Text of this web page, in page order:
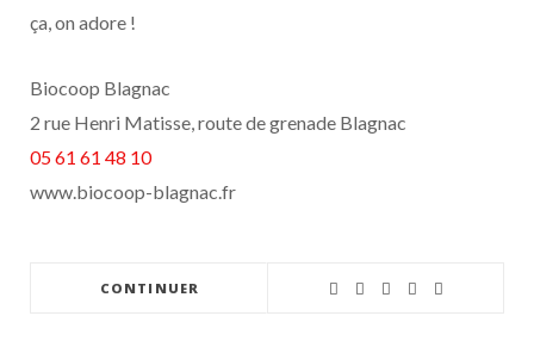
ça, on adore !
Biocoop Blagnac
2 rue Henri Matisse, route de grenade Blagnac
05 61 61 48 10
www.biocoop-blagnac.fr
CONTINUER